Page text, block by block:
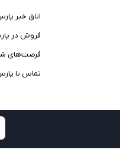
اتاق خبر
فروش در
فرصت‌های
تماس با